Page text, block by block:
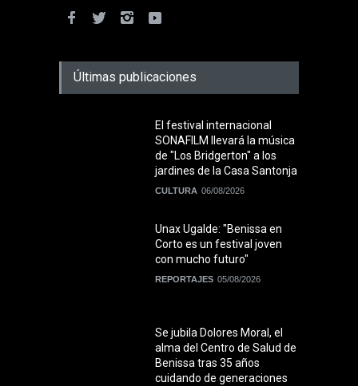
Últimas publicaciones
El festival internacional
SONAFILM llevará la música
de "Los Bridgerton" a los
jardines de la Casa Santonja
CULTURA 06/08/2026
Unax Ugalde: "Benissa en
Corto es un festival joven
con mucho futuro"
REPORTAJES 05/08/2026
Se jubila Dolores Moral, el
alma del Centro de Salud de
Benissa tras 35 años
cuidando de generaciones